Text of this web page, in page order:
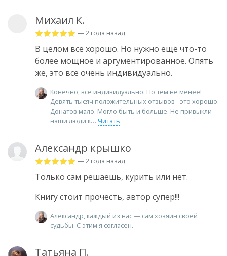
Михаил К.
— 2 года назад
В целом всё хорошо. Но нужно ещё что-то
более мощное и аргументированное. Опять
же, это всё очень индивидуально.
Конечно, всё индивидуально. Но тем не менее!
Девять тысяч положительных отзывов - это хорошо.
Донатов мало. Могло быть и больше. Не привыкли
наши люди к
Читать
Александр крышко
— 2 года назад
Только сам решаешь, курить или нет.
Книгу стоит прочесть, автор супер!!!
Александр, каждый из нас — сам хозяин своей
судьбы. С этим я согласен.
Татьяна П.